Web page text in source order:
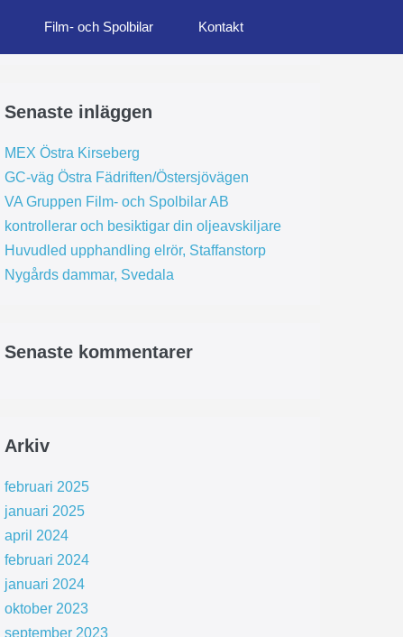
Film- och Spolbilar Kontakt
Senaste inläggen
MEX Östra Kirseberg
GC-väg Östra Fädriften/Östersjövägen
VA Gruppen Film- och Spolbilar AB
kontrollerar och besiktigar din oljeavskiljare
Huvudled upphandling elrör, Staffanstorp
Nygårds dammar, Svedala
Senaste kommentarer
Arkiv
februari 2025
januari 2025
april 2024
februari 2024
januari 2024
oktober 2023
september 2023